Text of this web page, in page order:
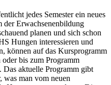
jedes Semester ein neues
der Erwachsenenbildung
planen und sich schon
Hungen interessieren und
können auf das Kursprogramm
bis zum Programm
Das aktuelle Programm gibt
was man vom neuen